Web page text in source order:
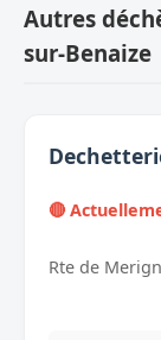
Autres
sur-Benaize
🔴
Rte de